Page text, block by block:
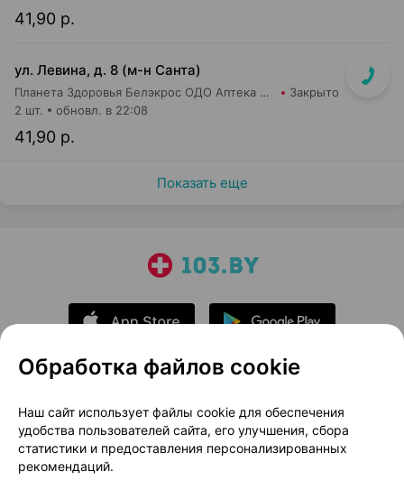
41,90 р.
ул. Левина, д. 8 (м-н Санта)
Планета Здоровья Белэкрос ОДО Аптека №5 Закрыто
41,90 р.
2 шт. обновл. в 22:08
Показать еще
О проекте
Новости проекта
Размещение рекламы
Медицинский маркетинг
Публичный договор
Доставка
Обработка файлов cookie
Наш сайт использует файлы cookie для обеспечения
удобства пользователей сайта, его улучшения, сбора
статистики и предоставления персонализированных
рекомендаций.